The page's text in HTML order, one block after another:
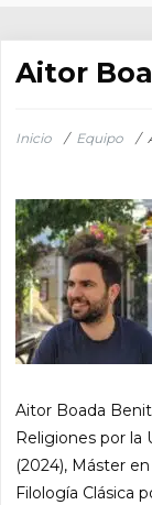
Aitor
Inicio / Equipo /
Aitor Boada
Religiones por la
(2024), Máster
Filología Clásica